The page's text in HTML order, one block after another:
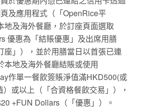
及應用程式（「OpenRice平
地及海外餐廳，於訂座頁面選取
優惠為「結賬優惠」及出席用膳
座」），並於用膳當日以首張已連
本地及海外餐廳結賬或使用
作單一餐飲簽賬淨值滿HKD500(或
或以上（「合資格餐飲交易」），
+FUN Dollars（「優惠」）。